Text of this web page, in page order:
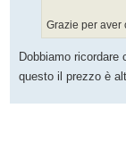
Grazie per aver
Dobbiamo
questo il prezzo è